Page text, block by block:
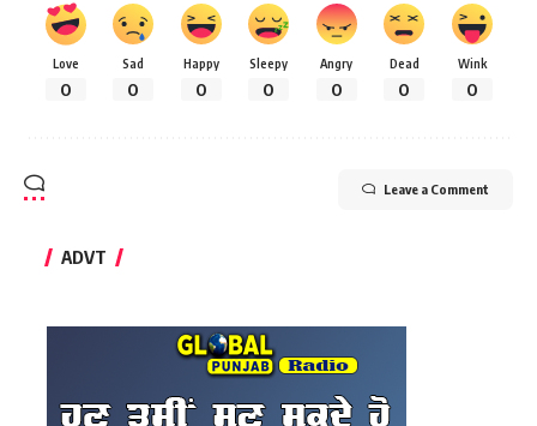
Love
0
Sad
0
Happy
0
Sleepy
0
Angry
0
Dead
0
Wink
0
Leave a Comment
ADVT